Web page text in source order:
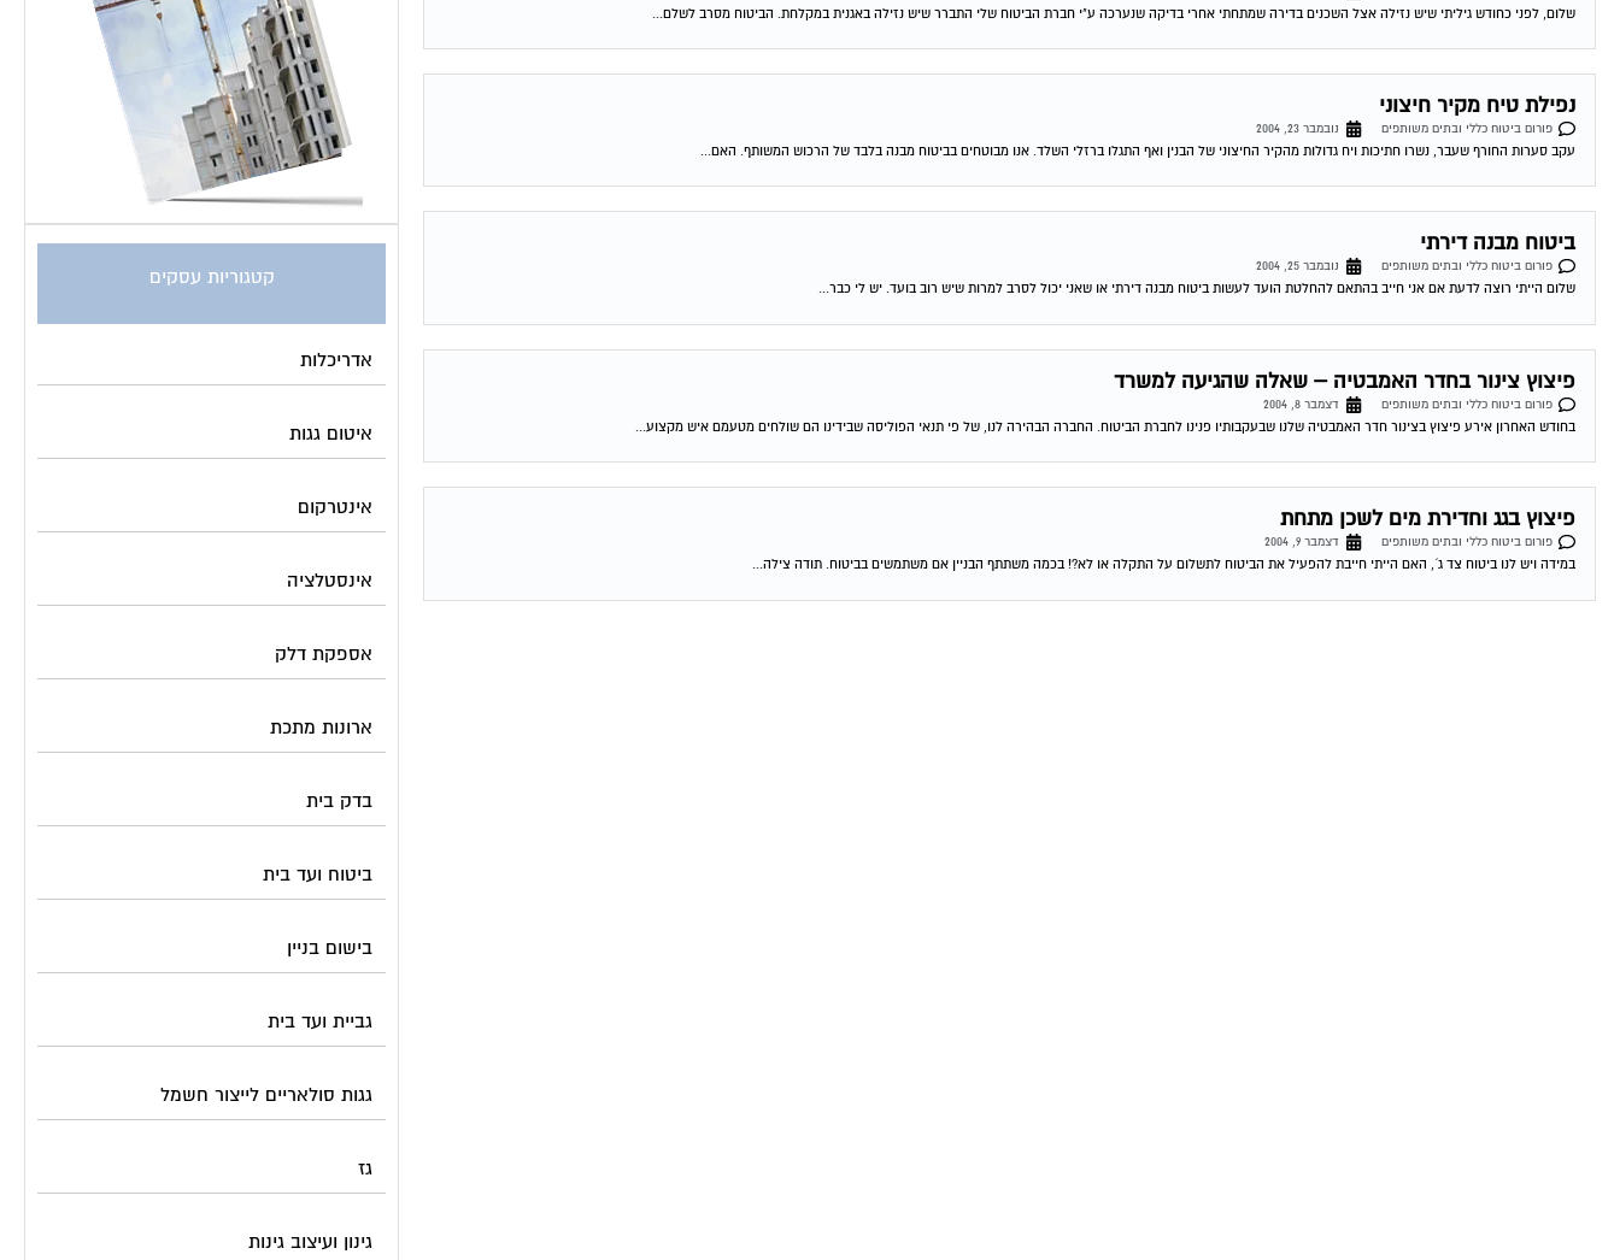
שלום, לפני כחודש גיליתי שיש נזילה אצל השכנים בדירה שמתחתי אחרי בדיקה שנערכה ע"י חברת הביטוח שלי התברר שיש נזילה באגנית במקלחת. הביטוח מסרב לשלם...
נפילת טיח מקיר חיצוני
פורום ביטוח כללי ובתים משותפים
נובמבר 23, 2004
עקב סערות החורף שעבר, נשרו חתיכות ויח גדולות מהקיר החיצוני של הבנין ואף התגלו ברזלי השלד. אנו מבוטחים בביטוח מבנה בלבד של הרכוש המשותף. האם...
ביטוח מבנה דירתי
פורום ביטוח כללי ובתים משותפים
נובמבר 25, 2004
שלום הייתי רוצה לדעת אם אני חייב בהתאם להחלטת הועד לעשות ביטוח מבנה דירתי או שאני יכול לסרב למרות שיש רוב בועד. יש לי כבר...
פיצוץ צינור בחדר האמבטיה – שאלה שהגיעה למשרד
פורום ביטוח כללי ובתים משותפים
דצמבר 8, 2004
בחודש האחרון אירע פיצוץ בצינור חדר האמבטיה שלנו שבעקבותיו פנינו לחברת הביטוח. החברה הבהירה לנו, של פי תנאי הפוליסה שבידינו הם שולחים מטעמם איש מקצוע...
פיצוץ בגג וחדירת מים לשכן מתחת
פורום ביטוח כללי ובתים משותפים
דצמבר 9, 2004
במידה ויש לנו ביטוח צד ג´, האם הייתי חייבת להפעיל את הביטוח לתשלום על התקלה או לא?! בכמה משתתף הבניין אם משתמשים בביטוח. תודה צילה...
קטגוריות עסקים
אדריכלות
איטום גגות
אינטרקום
אינסטלציה
אספקת דלק
ארונות מתכת
בדק בית
ביטוח ועד בית
בישום בניין
גביית ועד בית
גגות סולאריים לייצור חשמל
גז
גינון ועיצוב גינות